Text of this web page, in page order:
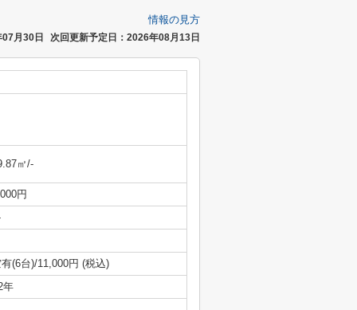
情報の見方
月30日 次回更新予定日：2026年08月13日
㎡/-
円
(6台)/11,000円 (税込)
年